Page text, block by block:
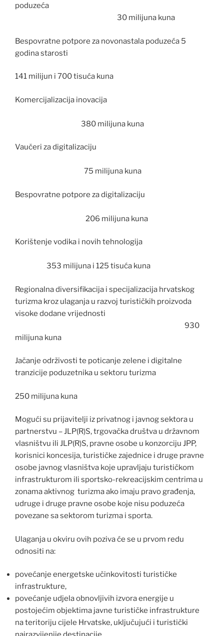
poduzeća
30 milijuna kuna
Bespovratne potpore za novonastala poduzeća 5
godina starosti
141 milijun i 700 tisuća kuna
Komercijalizacija inovacija
380 milijuna kuna
Vaučeri za digitalizaciju
75 milijuna kuna
Bespovratne potpore za digitalizaciju
206 milijuna kuna
Korištenje vodika i novih tehnologija
353 milijuna i 125 tisuća kuna
Regionalna diversifikacija i specijalizacija hrvatskog
turizma kroz ulaganja u razvoj turističkih proizvoda
visoke dodane vrijednosti
930
milijuna kuna
Jačanje održivosti te poticanje zelene i digitalne
tranzicije poduzetnika u sektoru turizma
250 milijuna kuna
Mogući su prijavitelji iz privatnog i javnog sektora u
partnerstvu – JLP(R)S, trgovačka društva u državnom
vlasništvu ili JLP(R)S, pravne osobe u konzorciju JPP,
korisnici koncesija, turističke zajednice i druge pravne
osobe javnog vlasništva koje upravljaju turističkom
infrastrukturom ili sportsko-rekreacijskim centrima u
zonama aktivnog turizma ako imaju pravo građenja,
udruge i druge pravne osobe koje nisu poduzeća
povezane sa sektorom turizma i sporta.
Ulaganja u okviru ovih poziva će se u prvom redu
odnositi na:
povećanje energetske učinkovitosti turističke
infrastrukture,
povećanje udjela obnovljivih izvora energije u
postojećim objektima javne turističke infrastrukture
na teritoriju cijele Hrvatske, uključujući i turistički